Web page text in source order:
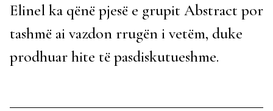
Elinel ka qënë pjesë e grupit Abstract por
tashmë ai vazdon rrugën i vetëm, duke
prodhuar hite të pasdiskutueshme.